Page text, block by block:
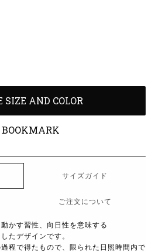
SIZE AND COLOR
BOOKMARK
サイズガイド
ご注文について
かす習性、向日性を意味する
たデザインです。
程で得たもので、限られた日照時間内で